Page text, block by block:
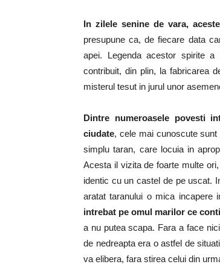
In zilele senine de vara,
presupune ca, de fiecare data
apei. Legenda acestor spirite
contribuit, din plin, la fabricarea
misterul tesut in jurul unor
Dintre numeroasele povesti
ciudate, cele mai cunoscute
simplu taran, care locuia in
Acesta il vizita de foarte multe
identic cu un castel de pe uscat.
aratat taranului o mica
intrebat pe omul marilor ce
a nu putea scapa. Fara a face
de nedreapta era o astfel de
va elibera, fara stirea celui din